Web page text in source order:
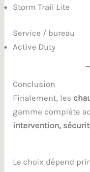
Storm Trail Lite
Service / bureau
Active Duty
Conclusion
Finalement, les
gamme complète
intervention,
Le choix dépend